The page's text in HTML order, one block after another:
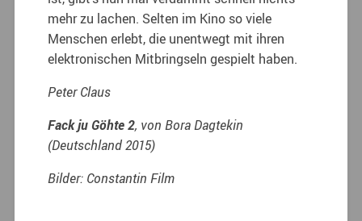
mehr zu lachen. Selten im Kino so viele
Menschen erlebt, die unentwegt mit ihren
elektronischen Mitbringseln gespielt haben.
Peter Claus
Fack ju Göhte 2, von Bora Dagtekin
(Deutschland 2015)
Bilder: Constantin Film